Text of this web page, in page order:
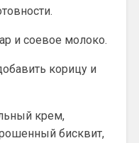
и соевое молоко.
корицу и
крем,
бисквит,